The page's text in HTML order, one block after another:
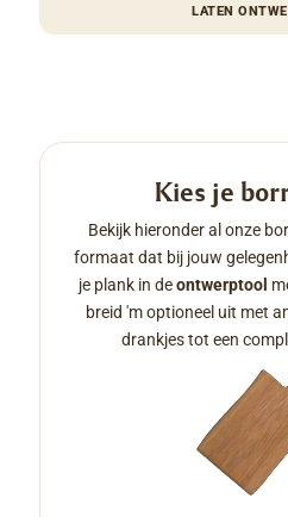
LATEN
Kies je
Bekijk hieronder al onze
formaat dat bij jouw
je plank in deontwerptool
breid 'm optioneel uit met
drankjes tot een